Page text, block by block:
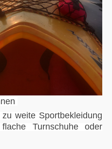
weite Sportbekleidung
Turnschuhe oder